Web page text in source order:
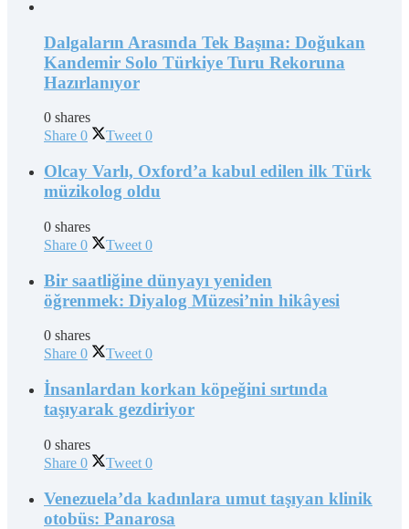
Dalgaların Arasında Tek Başına: Doğukan
Kandemir Solo Türkiye Turu Rekoruna
Hazırlanıyor
0 shares
Share 0 Tweet 0
Olcay Varlı, Oxford’a kabul edilen ilk Türk
müzikolog oldu
0 shares
Share 0 Tweet 0
Bir saatliğine dünyayı yeniden
öğrenmek: Diyalog Müzesi’nin hikâyesi
0 shares
Share 0 Tweet 0
İnsanlardan korkan köpeğini sırtında
taşıyarak gezdiriyor
0 shares
Share 0 Tweet 0
Venezuela’da kadınlara umut taşıyan klinik
otobüs: Panarosa